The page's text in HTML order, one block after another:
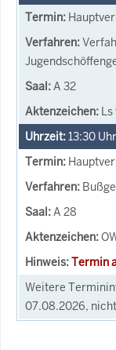
A 32
13:30 Uhr
A 28
Termin
Weitere
07.08.2026,